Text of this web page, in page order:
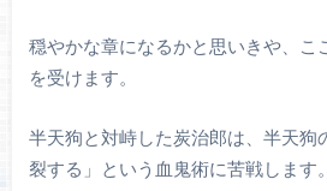
穏やかな章になるかと思いきや、こ
を受けます。
半天狗と対峙した炭治郎は、半天狗
裂する」という血鬼術に苦戦します。